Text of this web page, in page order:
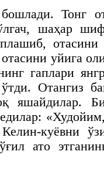
Тонг
шаҳар
отасини
уйига
гаплари
Отангиз
яшайдилар.
куёвни
ато